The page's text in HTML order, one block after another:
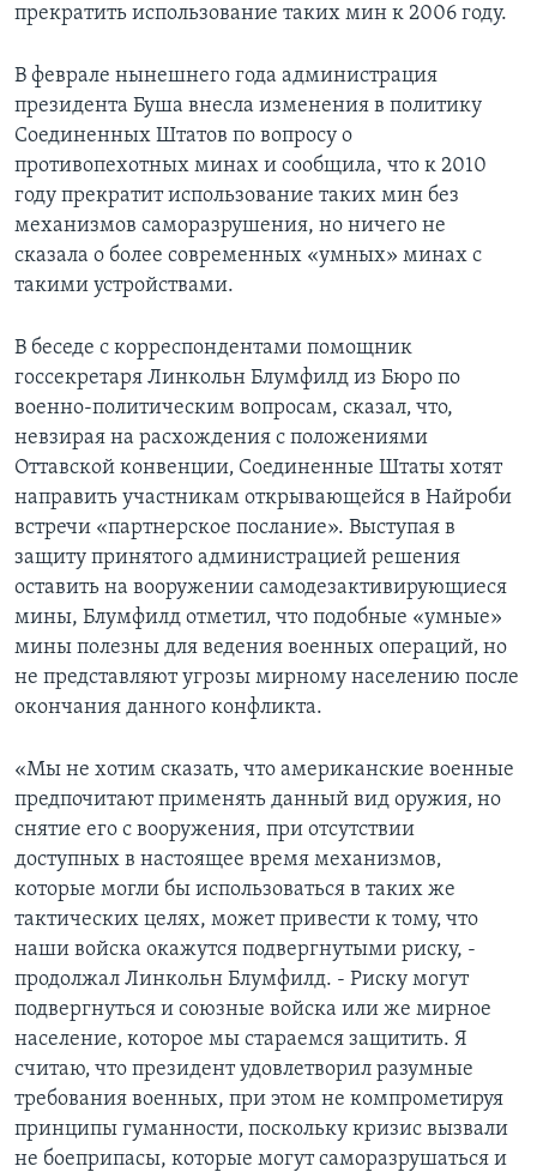
прекратить использование таких мин к 2006 году.
В феврале нынешнего года администрация
президента Буша внесла изменения в политику
Соединенных Штатов по вопросу о
противопехотных минах и сообщила, что к 2010
году прекратит использование таких мин без
механизмов саморазрушения, но ничего не
сказала о более современных «умных» минах с
такими устройствами.
В беседе с корреспондентами помощник
госсекретаря Линкольн Блумфилд из Бюро по
военно-политическим вопросам, сказал‚ что,
невзирая на расхождения с положениями
Оттавской конвенции‚ Соединенные Штаты хотят
направить участникам открывающейся в Найроби
встречи «партнерское послание». Выступая в
защиту принятого администрацией решения
оставить на вооружении самодезактивирующиеся
мины, Блумфилд отметил‚ что подобные «умные»
мины полезны для ведения военных операций‚ но
не представляют угрозы мирному населению после
окончания данного конфликта.
«Мы не хотим сказать‚ что американские военные
предпочитают применять данный вид оружия‚ но
снятие его с вооружения, при отсутствии
доступных в настоящее время механизмов‚
которые могли бы использоваться в таких же
тактических целях, может привести к тому‚ что
наши войска окажутся подвергнутыми риску, -
продолжал Линкольн Блумфилд. - Риску могут
подвергнуться и союзные войска или же мирное
население‚ которое мы стараемся защитить. Я
считаю‚ что президент удовлетворил разумные
требования военных, при этом не компрометируя
принципы гуманности‚ поскольку кризис вызвали
не боеприпасы, которые могут саморазрушаться и